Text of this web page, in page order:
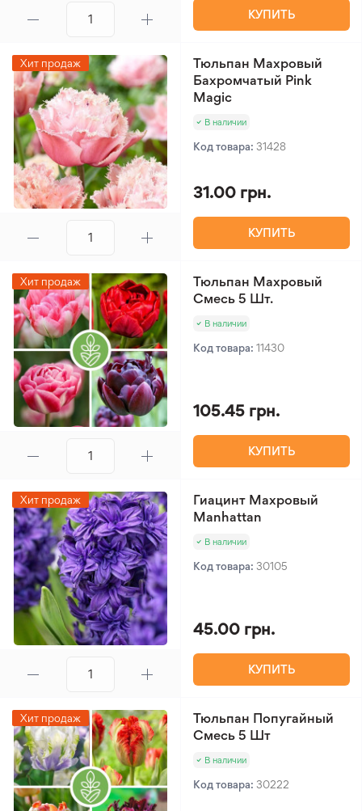
КУПИТЬ
Хит продаж
Тюльпан Махровый
Бахромчатый Pink
Magic
В наличии
Код товара: 31428
31.00 грн.
КУПИТЬ
Хит продаж
Тюльпан Махровый
Смесь 5 Шт.
В наличии
Код товара: 11430
105.45 грн.
КУПИТЬ
Хит продаж
Гиацинт Махровый
Manhattan
В наличии
Код товара: 30105
45.00 грн.
КУПИТЬ
Хит продаж
Тюльпан Попугайный
Смесь 5 Шт
В наличии
Код товара: 30222